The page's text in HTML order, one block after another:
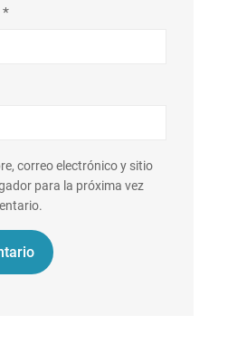
*
correo electrónico y sitio
para la próxima vez